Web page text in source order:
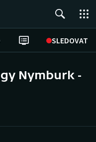
SLEDOVAT
Nymburk -